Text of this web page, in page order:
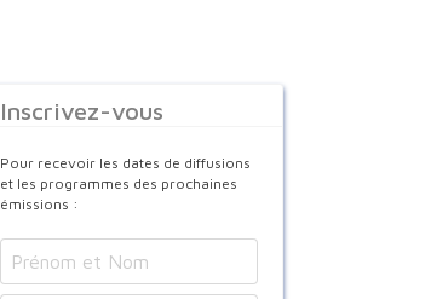
Inscrivez-vous
Pour recevoir les dates de diffusions
et les programmes des prochaines
émissions :